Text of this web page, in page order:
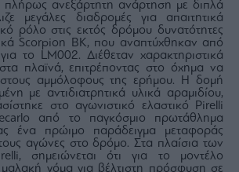
ανεξάρτητη ανάρτηση με διπλά
μεγάλες διαδρομές για απαιτητικά
ρόλο στις εκτός δρόμου δυνατότητες
Scorpion BK, που αναπτύχθηκαν από
το LM002. Διέθεταν χαρακτηριστικά
στα πλαϊνά, επιτρέποντας στο όχημα να
στους αμμόλοφους της ερήμου. Η δομή
με αντιδιατρητικά υλικά αραμιδίου,
στο αγωνιστικό ελαστικό Pirelli
από το παγκόσμιο πρωτάθλημα
ένα πρώιμο παράδειγμα μεταφοράς
αγώνες στο δρόμο. Στα πλαίσια των
σημειώνεται ότι για το μοντέλο
μαλακή γόμα για βέλτιστη πρόσφυση σε